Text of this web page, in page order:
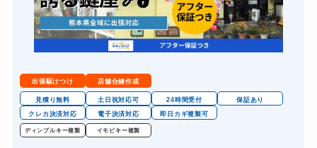
出張駆けつけ 店舗合鍵作成
見積り無料 土日祝対応可 24時間受付
保証あり
クレカ決済対応
電子決済対応 即日カギ複製可
ディンプルキー複製 イモビキー複製